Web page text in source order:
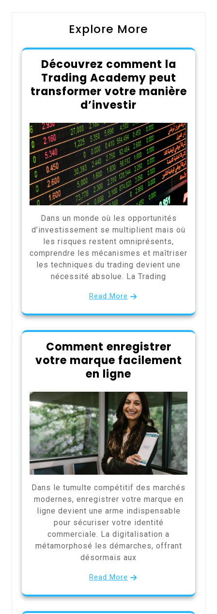
Explore More
Découvrez comment la
Trading Academy peut
transformer votre manière
d’investir
Dans un monde où les opportunités
d’investissement se multiplient mais où
les risques restent omniprésents,
comprendre les mécanismes et maîtriser
les techniques du trading devient une
nécessité absolue. La Trading
Read More
Comment enregistrer
votre marque facilement
en ligne
Dans le tumulte compétitif des marchés
modernes, enregistrer votre marque en
ligne devient une arme indispensable
pour sécuriser votre identité
commerciale. La digitalisation a
métamorphosé les démarches, offrant
désormais aux
Read More